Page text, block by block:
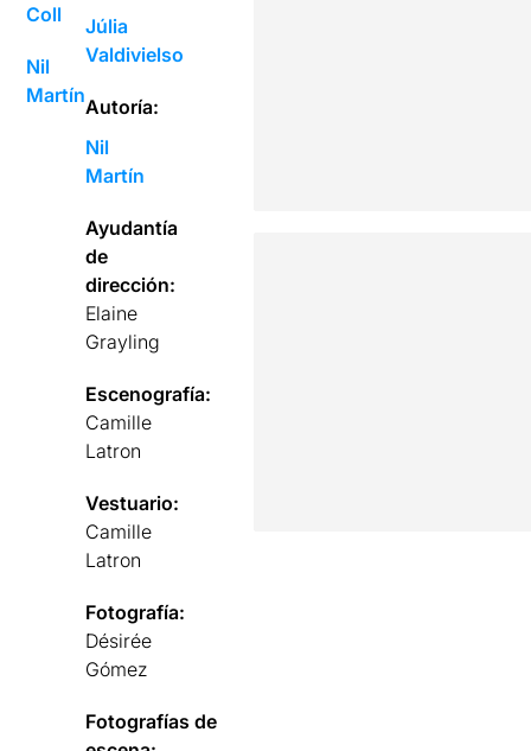
Coll
Nil
Martín
Júlia
Valdivielso
Autoría:
Nil
Martín
Ayudantía
de
dirección:
Elaine
Grayling
Escenografía:
Camille
Latron
Vestuario:
Camille
Latron
Fotografía:
Désirée
Gómez
Fotografías de